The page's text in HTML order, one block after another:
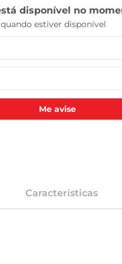
Me avise
Características